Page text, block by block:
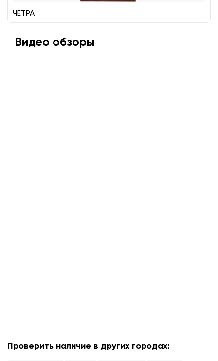
ЧЕТРА
Видео обзоры
Проверить наличие в других городах: